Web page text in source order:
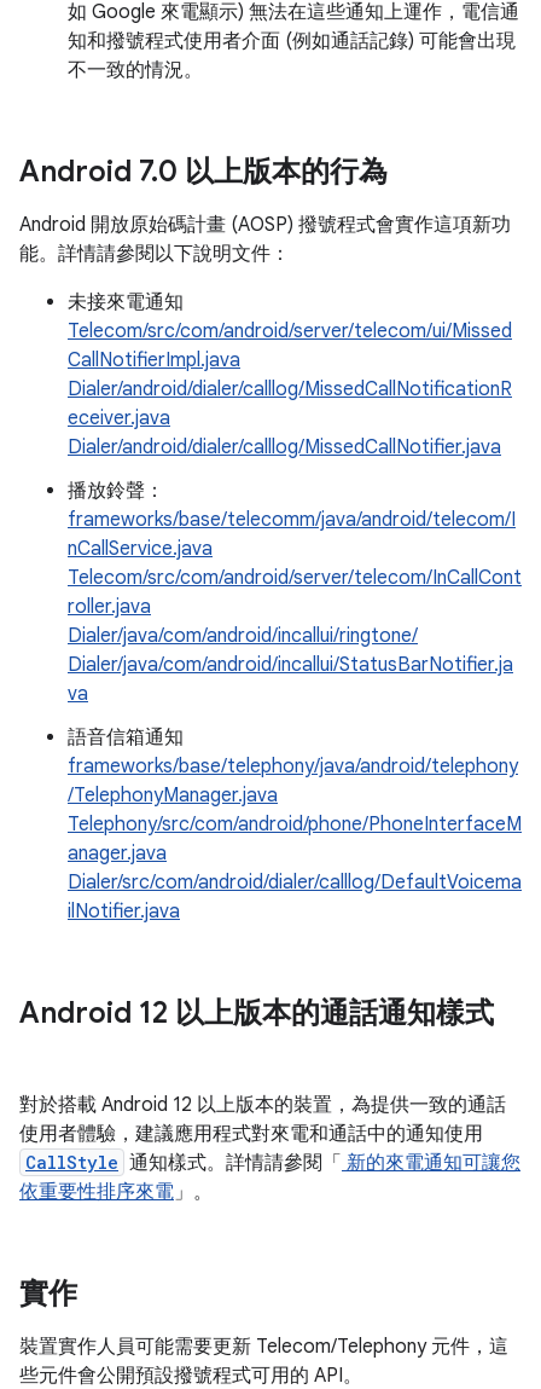
如 Google 來電顯示) 無法在這些通知上運作，電信通
知和撥號程式使用者介面 (例如通話記錄) 可能會出現
不一致的情況。
Android 7.0 以上版本的行為
Android 開放原始碼計畫 (AOSP) 撥號程式會實作這項新功
能。詳情請參閱以下說明文件：
未接來電通知
Telecom/src/com/android/server/telecom/ui/Missed
CallNotifierImpl.java
Dialer/android/dialer/calllog/MissedCallNotificationR
eceiver.java
Dialer/android/dialer/calllog/MissedCallNotifier.java
播放鈴聲：
frameworks/base/telecomm/java/android/telecom/I
nCallService.java
Telecom/src/com/android/server/telecom/InCallCont
roller.java
Dialer/java/com/android/incallui/ringtone/
Dialer/java/com/android/incallui/StatusBarNotifier.ja
va
語音信箱通知
frameworks/base/telephony/java/android/telephony
/TelephonyManager.java
Telephony/src/com/android/phone/PhoneInterfaceM
anager.java
Dialer/src/com/android/dialer/calllog/DefaultVoicema
ilNotifier.java
Android 12 以上版本的通話通知樣式
對於搭載 Android 12 以上版本的裝置，為提供一致的通話
使用者體驗，建議應用程式對來電和通話中的通知使用
CallStyle 通知樣式。詳情請參閱「 新的來電通知可讓您
依重要性排序來電」。
實作
裝置實作人員可能需要更新 Telecom/Telephony 元件，這
些元件會公開預設撥號程式可用的 API。